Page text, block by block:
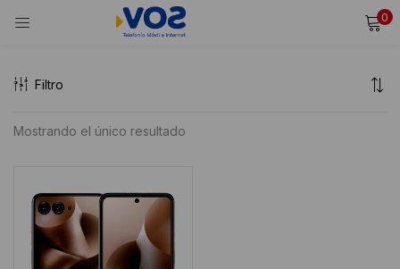
0
INICIAR SESIÓN
Ingresa tu usuario y contraseña para iniciar sesión.
¿Olvidaste tu contraseña?
Filtro
Mostrando el único resultado